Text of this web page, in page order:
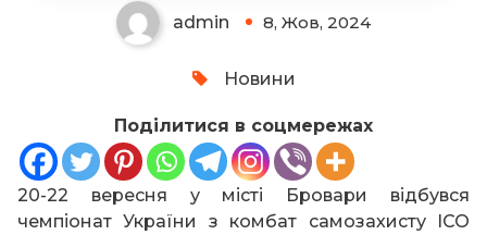
admin 8, Жов, 2024
Новини
Поділитися в соцмережах
20-22 вересня у місті Бровари відбувся
чемпіонат України з комбат самозахисту ІСО